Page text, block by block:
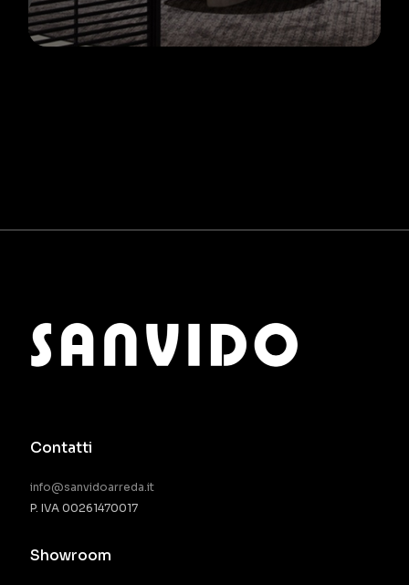
Contatti
info@sanvidoarreda.it
P. IVA 00261470017
Showroom